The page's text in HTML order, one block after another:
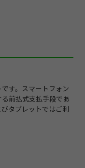
す。スマートフォン
前払式支払手段であ
タブレットではご利